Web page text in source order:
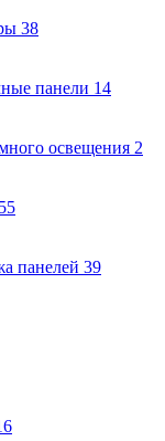
38
панели 14
освещения 2
55
панелей 39